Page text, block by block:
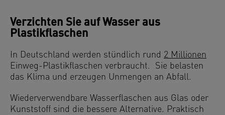
Verzichten Sie auf Wasser aus
Plastikflaschen
In Deutschland werden stündlich rund 2 Millionen
Einweg-Plastikflaschen verbraucht. Sie belasten
das Klima und erzeugen Unmengen an Abfall.
Wiederverwendbare Wasserflaschen aus Glas oder
Kunststoff sind die bessere Alternative. Praktisch